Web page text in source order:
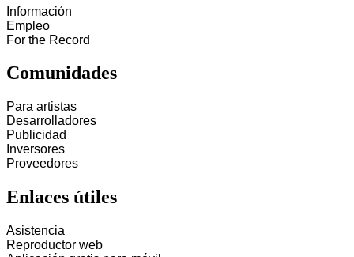
Información
Empleo
For the Record
Comunidades
Para artistas
Desarrolladores
Publicidad
Inversores
Proveedores
Enlaces útiles
Asistencia
Reproductor web